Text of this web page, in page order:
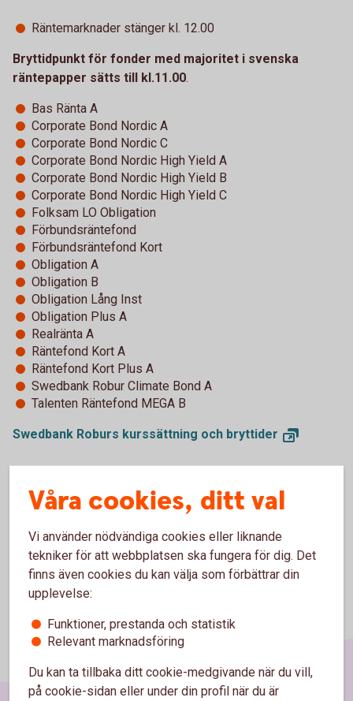
Räntemarknader stänger kl. 12.00
Bryttidpunkt för fonder med majoritet i svenska
räntepapper sätts till kl.11.00.
Bas Ränta A
Corporate Bond Nordic A
Corporate Bond Nordic C
Corporate Bond Nordic High Yield A
Corporate Bond Nordic High Yield B
Corporate Bond Nordic High Yield C
Folksam LO Obligation
Förbundsräntefond
Förbundsräntefond Kort
Obligation A
Obligation B
Obligation Lång Inst
Obligation Plus A
Realränta A
Räntefond Kort A
Räntefond Kort Plus A
Swedbank Robur Climate Bond A
Talenten Räntefond MEGA B
Swedbank Roburs kurssättning och bryttider
Våra cookies, ditt val
Vi använder nödvändiga cookies eller liknande
tekniker för att webbplatsen ska fungera för dig. Det
finns även cookies du kan välja som förbättrar din
upplevelse:
Funktioner, prestanda och statistik
Relevant marknadsföring
Du kan ta tillbaka ditt cookie-medgivande när du vill,
på cookie-sidan eller under din profil när du är